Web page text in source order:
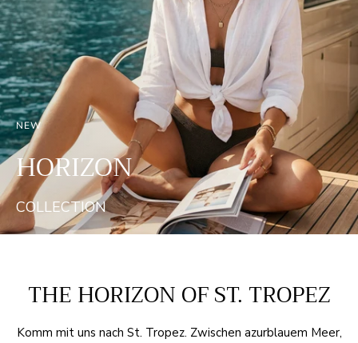
NEW
HORIZON
COLLECTION
THE HORIZON OF ST. TROPEZ
Komm mit uns nach St. Tropez. Zwischen azurblauem Meer,